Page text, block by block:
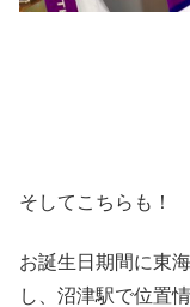
そしてこちらも！
お誕生日期間に東
し、沼津駅で位置